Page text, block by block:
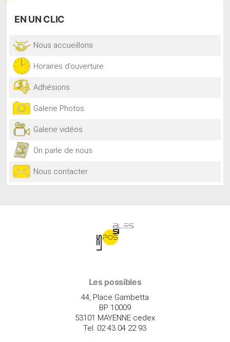
EN UN CLIC
Nous accueillons
Horaires d’ouverture
Adhésions
Galerie Photos
Galerie vidéos
On parle de nous
Nous contacter
Les possibles
44, Place Gambetta
BP 10009
53101 MAYENNE cedex
Tel. 02 43 04 22 93